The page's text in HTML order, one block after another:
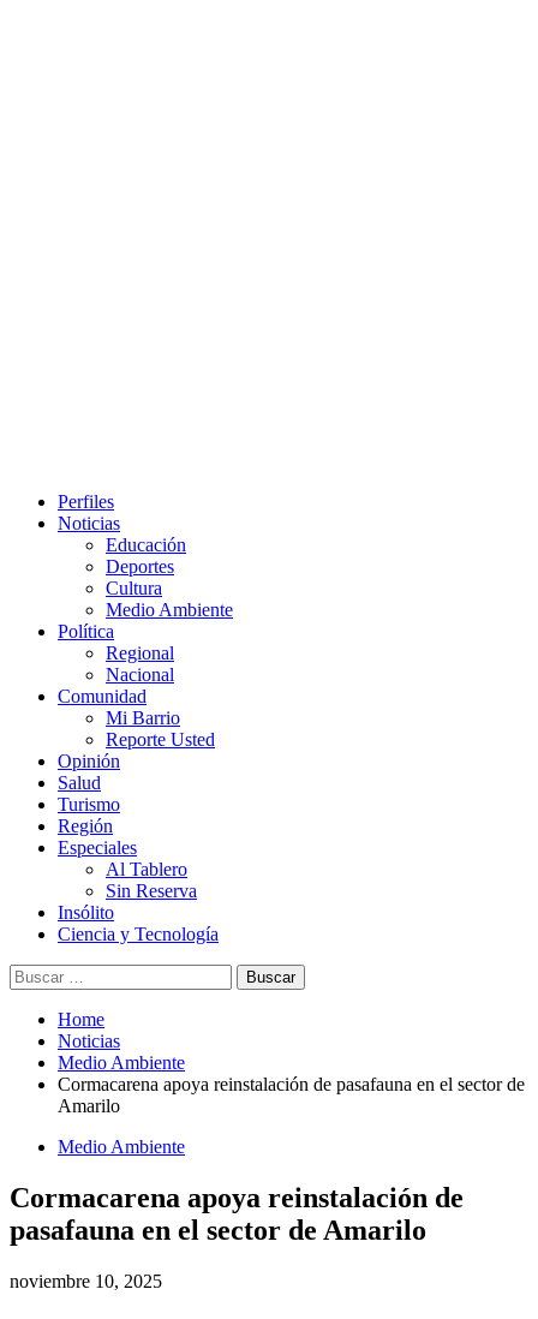
Perfiles
Noticias
Educación
Deportes
Cultura
Medio Ambiente
Política
Regional
Nacional
Comunidad
Mi Barrio
Reporte Usted
Opinión
Salud
Turismo
Región
Especiales
Al Tablero
Sin Reserva
Insólito
Ciencia y Tecnología
Home
Noticias
Medio Ambiente
Cormacarena apoya reinstalación de pasafauna en el sector de
Amarilo
Medio Ambiente
Cormacarena apoya reinstalación de
pasafauna en el sector de Amarilo
noviembre 10, 2025